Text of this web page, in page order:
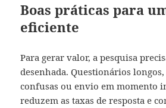
Boas práticas para
eficiente
Para gerar valor, a pesquisa
desenhada. Questionários
confusas ou envio em momento
reduzem as taxas de resposta e